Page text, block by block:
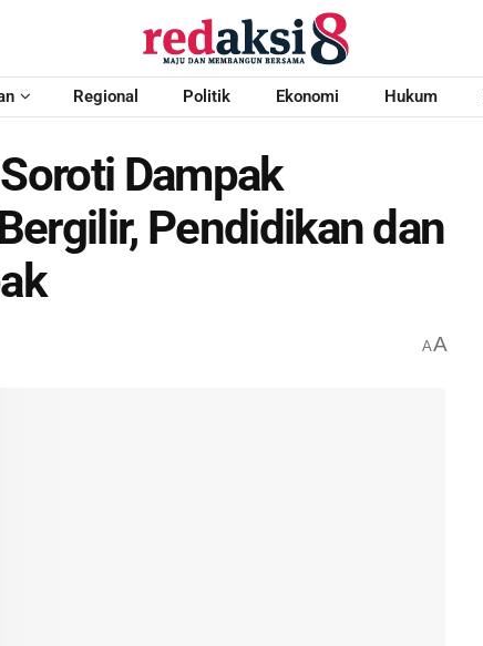
Regional Politik Ekonomi Hukum
Dampak
Pendidikan dan
AA